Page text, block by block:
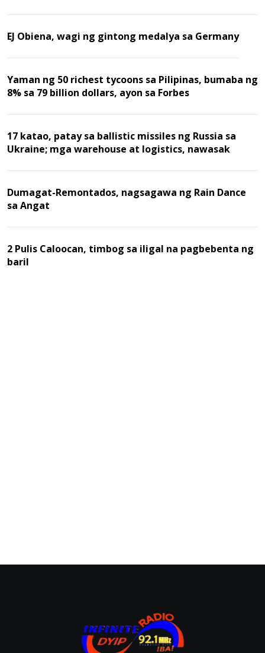
EJ Obiena, wagi ng gintong medalya sa Germany
Yaman ng 50 richest tycoons sa Pilipinas, bumaba ng
8% sa 79 billion dollars, ayon sa Forbes
17 katao, patay sa ballistic missiles ng Russia sa
Ukraine; mga warehouse at logistics, nawasak
Dumagat-Remontados, nagsagawa ng Rain Dance
sa Angat
2 Pulis Caloocan, timbog sa iligal na pagbebenta ng
baril